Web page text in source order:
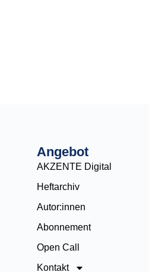
Angebot
AKZENTE Digital
Heftarchiv
Autor:innen
Abonnement
Open Call
Kontakt